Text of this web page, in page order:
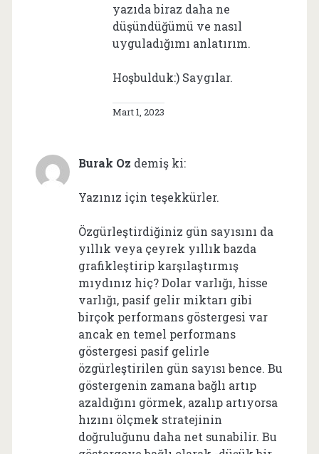
yazıda biraz daha ne
düşündüğümü ve nasıl
uyguladığımı anlatırım.
Hoşbulduk:) Saygılar.
Mart 1, 2023
Burak Oz demiş ki:
Yazınız için teşekkürler.
Özgürleştirdiğiniz gün sayısını da
yıllık veya çeyrek yıllık bazda
grafikleştirip karşılaştırmış
mıydınız hiç? Dolar varlığı, hisse
varlığı, pasif gelir miktarı gibi
birçok performans göstergesi var
ancak en temel performans
göstergesi pasif gelirle
özgürleştirilen gün sayısı bence. Bu
göstergenin zamana bağlı artıp
azaldığını görmek, azalıp artıyorsa
hızını ölçmek stratejinin
doğruluğunu daha net sunabilir. Bu